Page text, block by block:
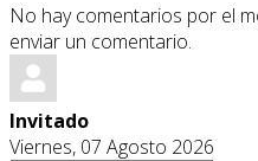
No hay comentarios por el
enviar un comentario.
Invitado
Viernes, 07 Agosto 2026